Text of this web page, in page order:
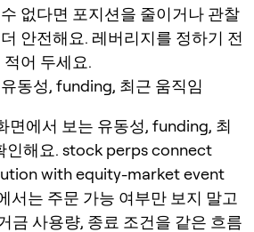
없다면 포지션을 줄이거나 관찰
안전해요. 레버리지를 정하기 전
어 두세요.
동성, funding, 최근 움직임
면에서 보는 유동성, funding, 최
인해요. stock perps connect
with equity-market event
서는 주문 가능 여부만 보지 말고
금 사용량, 종료 조건을 같은 흐름